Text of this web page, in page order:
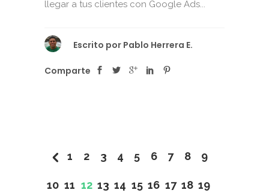
llegar a tus clientes con Google Ads...
Escrito por Pablo Herrera E.
Comparte
1 2 3 4 5 6 7 8 9
10 11 12 13 14 15 16 17 18 19